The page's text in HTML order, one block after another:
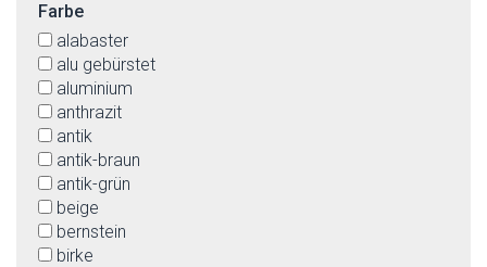
Farbe
alabaster
alu gebürstet
aluminium
anthrazit
antik
antik-braun
antik-grün
beige
bernstein
birke